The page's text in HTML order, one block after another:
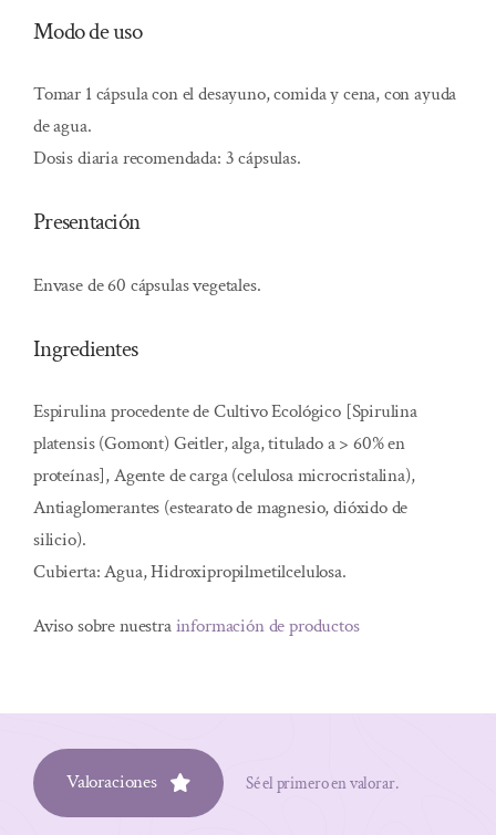
Modo de uso
Tomar 1 cápsula con el desayuno, comida y cena, con ayuda
de agua.
Dosis diaria recomendada: 3 cápsulas.
Presentación
Envase de 60 cápsulas vegetales.
Ingredientes
Espirulina procedente de Cultivo Ecológico [Spirulina
platensis (Gomont) Geitler, alga, titulado a > 60% en
proteínas], Agente de carga (celulosa microcristalina),
Antiaglomerantes (estearato de magnesio, dióxido de
silicio).
Cubierta: Agua, Hidroxipropilmetilcelulosa.
Aviso sobre nuestrainformación de productos
Valoraciones Sé el primero en valorar.